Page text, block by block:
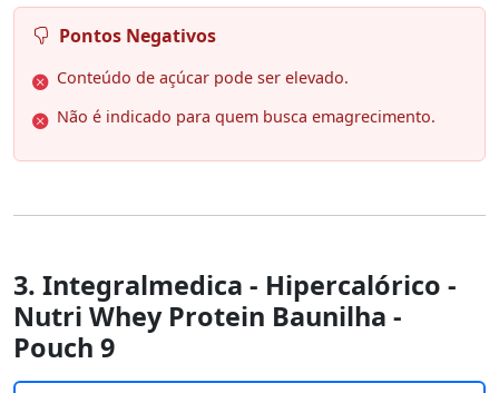
Pontos Negativos
Conteúdo de açúcar pode ser elevado.
Não é indicado para quem busca emagrecimento.
3. Integralmedica - Hipercalórico -
Nutri Whey Protein Baunilha -
Pouch 9